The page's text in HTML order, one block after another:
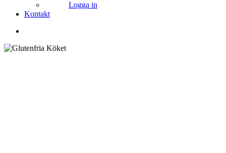
Logga in
Kontakt